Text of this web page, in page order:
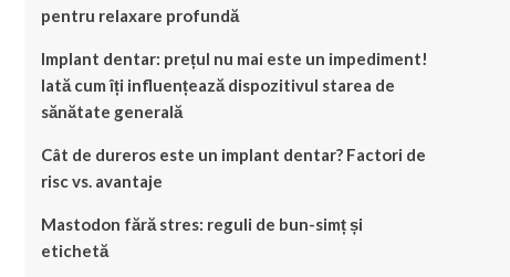
pentru relaxare profundă
Implant dentar: prețul nu mai este un impediment!
Iată cum îți influențează dispozitivul starea de
sănătate generală
Cât de dureros este un implant dentar? Factori de
risc vs. avantaje
Mastodon fără stres: reguli de bun-simț și
etichetă